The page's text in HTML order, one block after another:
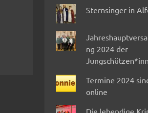
Sternsinger in
ng 2024 der
Termine 2024
online
Die lebendige